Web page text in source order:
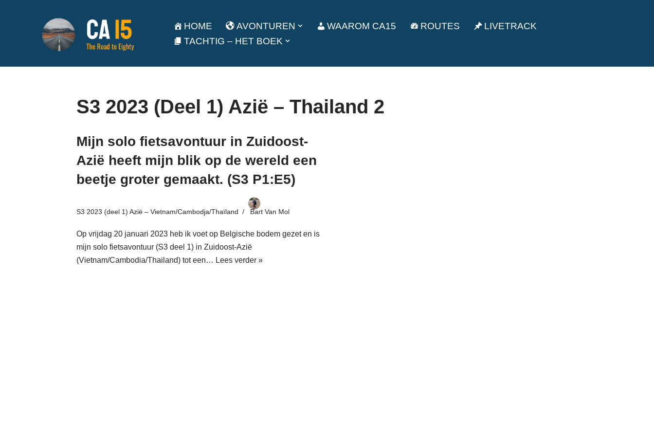
inhoud
HOME AVONTUREN WAAROM CA15 ROUTES
LIVETRACK
TACHTIG – HET BOEK
S3 2023 (Deel 1) Azië – Thailand 2
Mijn solo fietsavontuur in Zuidoost-
Azië heeft mijn blik op de wereld een
beetje groter gemaakt. (S3 P1:E5)
S3 2023 (deel 1) Azië – Vietnam/Cambodja/Thaïland Bart Van Mol
Op vrijdag 20 januari 2023 heb ik voet op Belgische bodem gezet en is
mijn solo fietsavontuur (S3 deel 1) in Zuidoost-Azië
(Vietnam/Cambodia/Thailand) tot een… Lees verder »